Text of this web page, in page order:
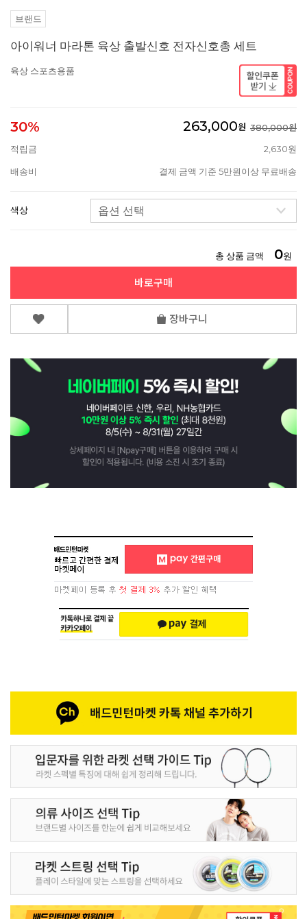
브랜드
아이워너 마라톤 육상 출발신호 전자신호총 세트
육상 스포츠용품
30% 263,000원 380,000원
적립금
2,630원
배송비 결제 금액 기준 5만원이상 무료배송
색상
총 상품 금액 0원
바로구매
장바구니